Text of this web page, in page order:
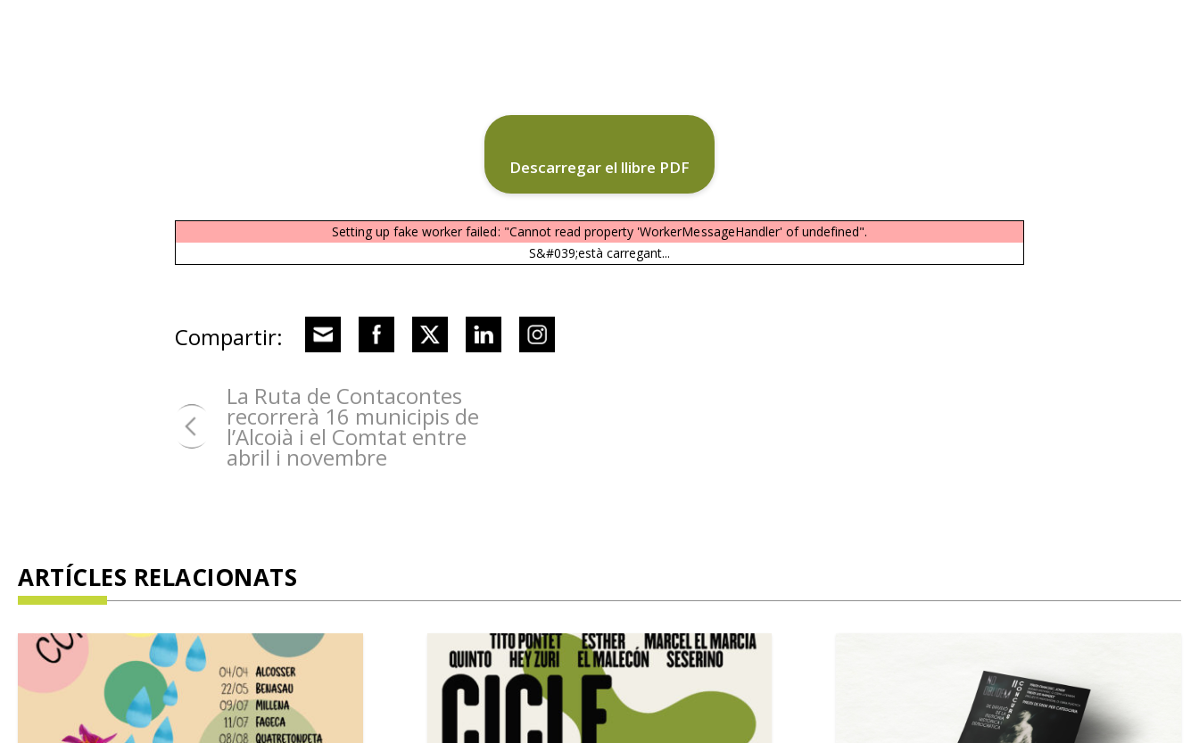
Descarregar el llibre PDF
Setting up fake worker failed: "Cannot read property 'WorkerMessageHandler' of undefined".
S&#039;està carregant...
Compartir:
La Ruta de Contacontes
recorrerà 16 municipis de
l’Alcoià i el Comtat entre
abril i novembre
ARTÍCLES RELACIONATS